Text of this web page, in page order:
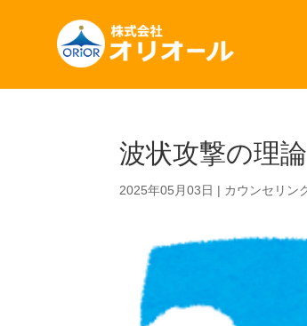
波状攻撃の理論
2025年05月03日 | カウンセリン